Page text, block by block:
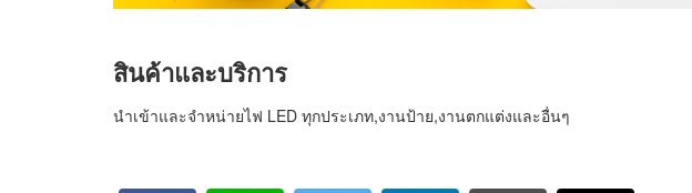
สินค้าและบริการ
นำเข้าและจำหน่ายไฟ LED ทุกประเภท,งานป้าย,งานตกแต่งและอื่นๆ